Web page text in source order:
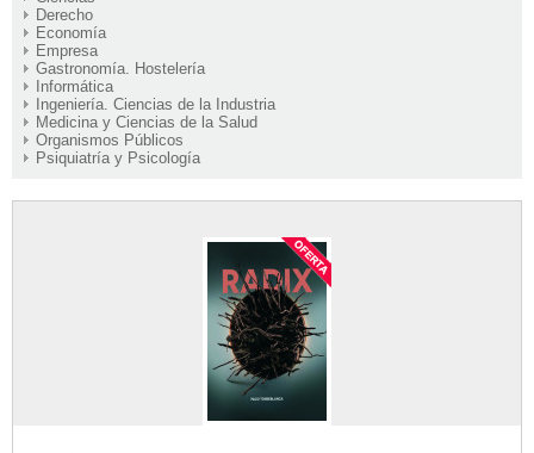
Derecho
Economía
Empresa
Gastronomía. Hostelería
Informática
Ingeniería. Ciencias de la Industria
Medicina y Ciencias de la Salud
Organismos Públicos
Psiquiatría y Psicología